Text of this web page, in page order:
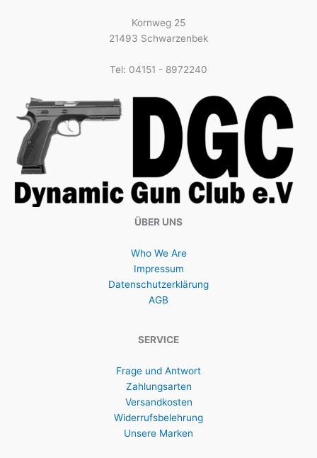
Kornweg 25
21493 Schwarzenbek
Tel: 04151 - 8972240
ÜBER UNS
Who We Are
Impressum
Datenschutzerklärung
AGB
SERVICE
Frage und Antwort
Zahlungsarten
Versandkosten
Widerrufsbelehrung
Unsere Marken